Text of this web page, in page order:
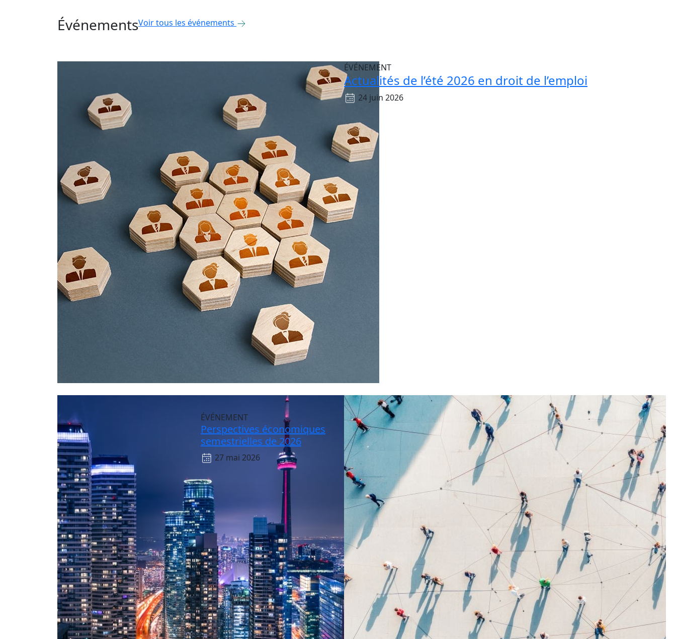
ÉvénementsVoir tous les événements
ÉVÉNEMENT
Actualités de l’été 2026 en droit de l’emploi
24 juin 2026
ÉVÉNEMENT
Perspectives économiques
semestrielles de 2026
27 mai 2026